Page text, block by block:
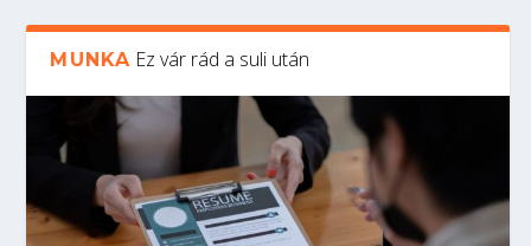
MUNKA Ez vár rád a suli után